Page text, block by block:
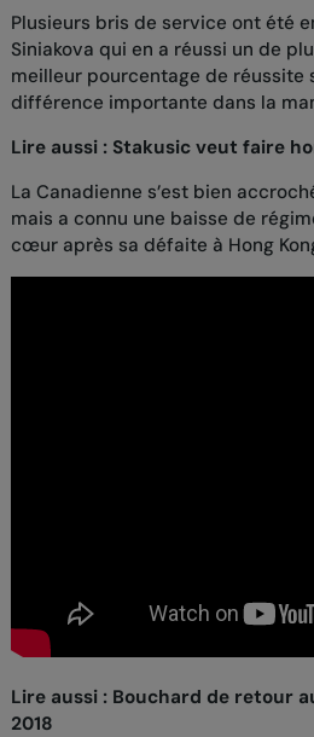
Plusieurs bris de service ont été
Siniakova qui en a réussi un de
meilleur pourcentage de réussite
différence importante dans la
Lire aussi : Stakusic veut faire
La Canadienne s’est bien
mais a connu une baisse de
cœur après sa défaite à Hong
Lire aussi : Bouchard de retour
2018